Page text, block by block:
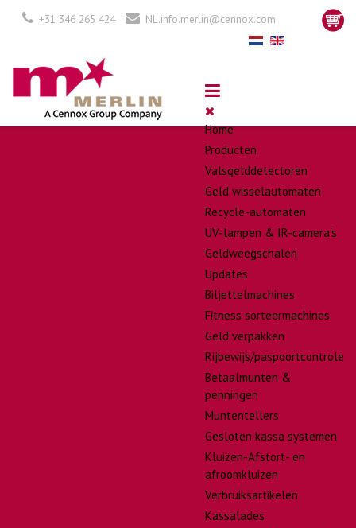
+31 346 265 424 NL.info.merlin@cennox.com
Home
Producten
Valsgelddetectoren
Geld wisselautomaten
Recycle-automaten
UV-lampen & IR-camera's
Geldweegschalen
Updates
Biljettelmachines
Fitness sorteermachines
Geld verpakken
Rijbewijs/paspoortcontrole
Betaalmunten &
penningen
Muntentellers
Gesloten kassa systemen
Kluizen-Afstort- en
afroomkluizen
Verbruiksartikelen
Kassalades